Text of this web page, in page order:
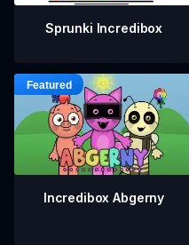
Sprunki Incredibox
Incredibox Abgerny